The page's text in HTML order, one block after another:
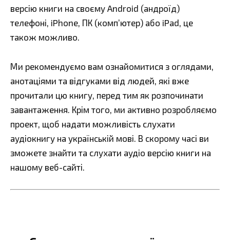
версію книги на своєму Android (андроїд)
телефоні, iPhone, ПК (комп’ютер) або iPad, це
також можливо.
Ми рекомендуємо вам ознайомитися з оглядами,
анотаціями та відгуками від людей, які вже
прочитали цю книгу, перед тим як розпочинати
завантаження. Крім того, ми активно розробляємо
проект, щоб надати можливість слухати
аудіокнигу на українській мові. В скорому часі ви
зможете знайти та слухати аудіо версію книги на
нашому веб-сайті.